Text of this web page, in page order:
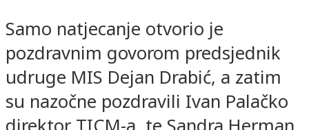
Samo natjecanje otvorio je
pozdravnim govorom predsjednik
udruge MIS Dejan Drabić, a zatim
su nazočne pozdravili Ivan Palačko